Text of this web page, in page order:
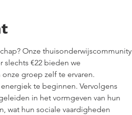
Onze thuisonderwijscommunity
slechts €22 bieden we
groep zelf te ervaren.
te beginnen. Vervolgens
in het vormgeven van hun
wat hun sociale vaardigheden